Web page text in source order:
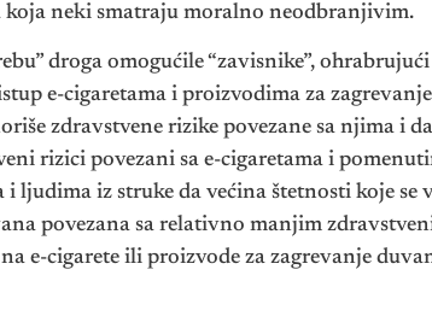
koja neki smatraju moralno neodbranjivim.
droga omogućile “zavisnike”,
e-cigaretama i proizvodima za
zdravstvene rizike povezane sa njima i
rizici povezani sa e-cigaretama i
ljudima iz struke da većina štetnosti koje se
povezana sa relativno manjim
e-cigarete ili proizvode za zagrevanje